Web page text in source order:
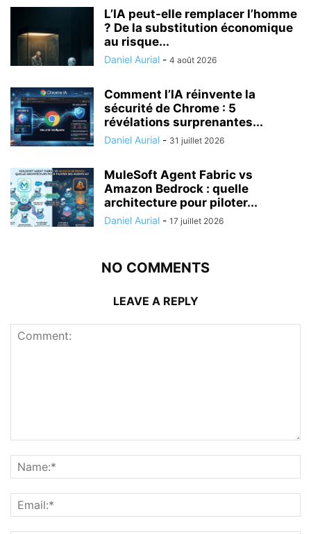
L’IA peut-elle remplacer l’homme
? De la substitution économique
au risque...
Daniel Aurial - 4 août 2026
Comment l’IA réinvente la
sécurité de Chrome : 5
révélations surprenantes...
Daniel Aurial - 31 juillet 2026
MuleSoft Agent Fabric vs
Amazon Bedrock : quelle
architecture pour piloter...
Daniel Aurial - 17 juillet 2026
NO COMMENTS
LEAVE A REPLY